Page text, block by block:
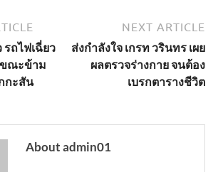
รถไฟเฉี่ยว
ขณะข้าม
กะสัน
NEXT ARTICLE
ส่งกำลังใจ เกรท วรินทร เผย
ผลตรวจร่างกาย จนต้อง
เบรกตารางชีวิต
About admin01